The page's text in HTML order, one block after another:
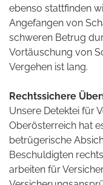
ebenso stattfinden
Angefangen von
schweren Betrug
Vortäuschung von
Vergehen ist lang.
Rechtssichere
Unsere Detektei für
Oberösterreich hat
betrügerische
Beschuldigten
arbeiten für